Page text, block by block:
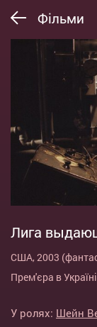
Фільми
Лига
США, 2003
Прем'єра в
У ролях: Шейн